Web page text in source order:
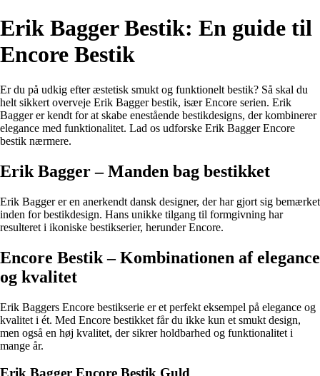
Erik Bagger Bestik: En guide til
Encore Bestik
Er du på udkig efter æstetisk smukt og funktionelt bestik? Så skal du
helt sikkert overveje Erik Bagger bestik, især Encore serien. Erik
Bagger er kendt for at skabe enestående bestikdesigns, der kombinerer
elegance med funktionalitet. Lad os udforske Erik Bagger Encore
bestik nærmere.
Erik Bagger – Manden bag bestikket
Erik Bagger er en anerkendt dansk designer, der har gjort sig bemærket
inden for bestikdesign. Hans unikke tilgang til formgivning har
resulteret i ikoniske bestikserier, herunder Encore.
Encore Bestik – Kombinationen af elegance
og kvalitet
Erik Baggers Encore bestikserie er et perfekt eksempel på elegance og
kvalitet i ét. Med Encore bestikket får du ikke kun et smukt design,
men også en høj kvalitet, der sikrer holdbarhed og funktionalitet i
mange år.
Erik Bagger Encore Bestik Guld